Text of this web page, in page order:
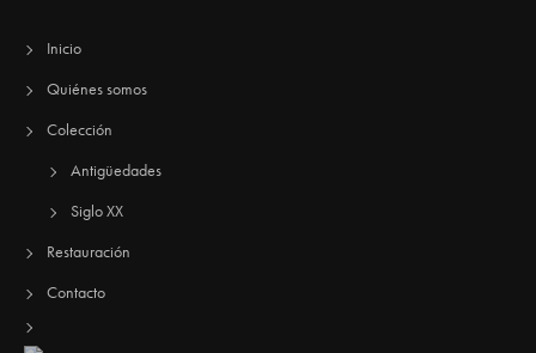
Inicio
Quiénes somos
Colección
Antigüedades
Siglo XX
Restauración
Contacto